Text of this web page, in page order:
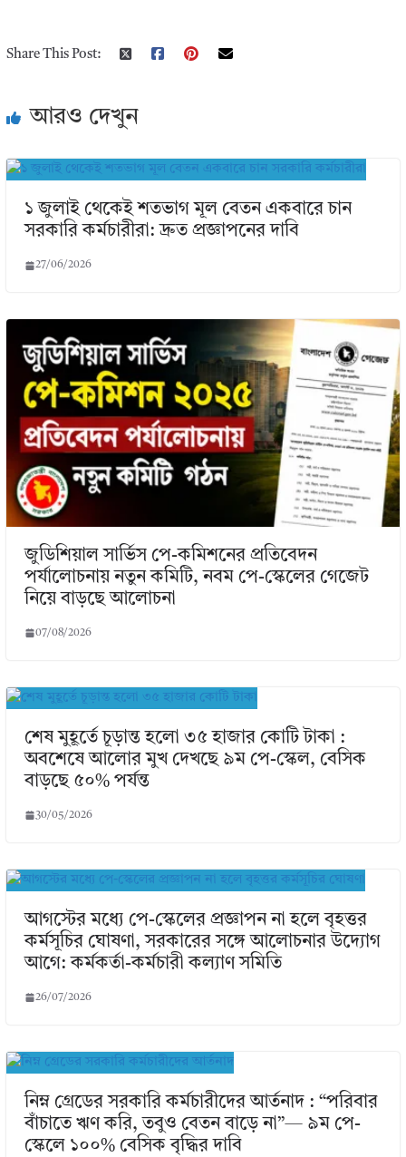
Share This Post:
আরও দেখুন
১ জুলাই থেকেই শতভাগ মূল বেতন একবারে চান
সরকারি কর্মচারীরা: দ্রুত প্রজ্ঞাপনের দাবি
27/06/2026
জুডিশিয়াল সার্ভিস পে-কমিশনের প্রতিবেদন
পর্যালোচনায় নতুন কমিটি, নবম পে-স্কেলের গেজেট
নিয়ে বাড়ছে আলোচনা
07/08/2026
শেষ মুহূর্তে চূড়ান্ত হলো ৩৫ হাজার কোটি টাকা :
অবশেষে আলোর মুখ দেখছে ৯ম পে-স্কেল, বেসিক
বাড়ছে ৫০% পর্যন্ত
30/05/2026
আগস্টের মধ্যে পে-স্কেলের প্রজ্ঞাপন না হলে বৃহত্তর
কর্মসূচির ঘোষণা, সরকারের সঙ্গে আলোচনার উদ্যোগ
আগে: কর্মকর্তা-কর্মচারী কল্যাণ সমিতি
26/07/2026
নিম্ন গ্রেডের সরকারি কর্মচারীদের আর্তনাদ : “পরিবার
বাঁচাতে ঋণ করি, তবুও বেতন বাড়ে না”— ৯ম পে-
স্কেলে ১০০% বেসিক বৃদ্ধির দাবি